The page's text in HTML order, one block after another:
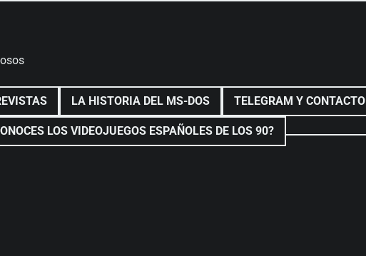
LA HISTORIA DEL MS-DOS TELEGRAM Y CONTACTO
LOS VIDEOJUEGOS ESPAÑOLES DE LOS 90?